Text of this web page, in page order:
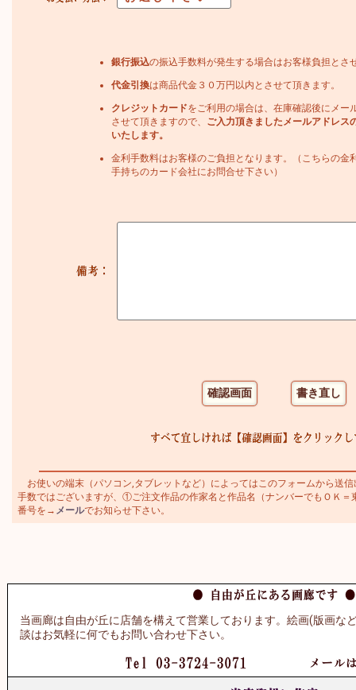
銀行振込の振込手数料が発生する場合はお客様負担とさ
代金引換は商品代金３０万円以内とさせて頂きます。
クレジットカードをご利用の場合は、在庫確認後にメー
させて頂きますので、
ご入力頂きましたメールアドレス
いたします。
金利手数料はお客様のご負担となります。（こちらの金
手持ちのカード会社にお問合せ下さい）
お使いの端末（パソコン,タブレットなど）によってはこのフォームから送
手数ではございますが、①ご注文作品の作家名と作品名（ナンバーでもＯＫ
番号を→ メールでお知らせ下さい。
当画廊は自由が丘に店舗を構えて営業しております。絵画(版画な
談はお気軽に何でもお問い合わせ下さい。